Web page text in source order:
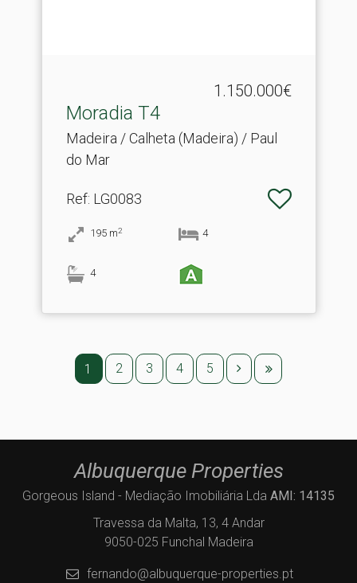
1.150.000€
Moradia T4
Madeira / Calheta (Madeira) / Paul
do Mar
Ref: LG0083
195 m2 4
4
1 2 3 4 5
Albuquerque Properties
Gorgeous Island - Mediação Imobiliária Lda AMI: 14135
Travessa da Malta, 13, 4 Andar
9050-025 Funchal Madeira
fernando@albuquerque-properties.pt